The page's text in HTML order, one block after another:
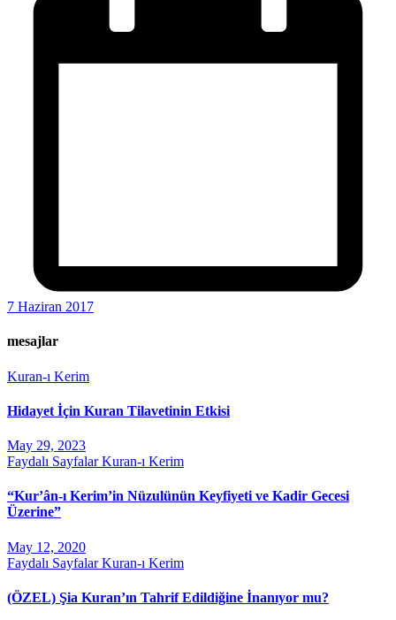
7 Haziran 2017
mesajlar
Kuran-ı Kerim
Hidayet İçin Kuran Tilavetinin Etkisi
May 29, 2023
Faydalı SayfalarKuran-ı Kerim
“Kur’ân-ı Kerim’in Nüzulünün Keyfiyeti ve Kadir Gecesi
Üzerine”
May 12, 2020
Faydalı SayfalarKuran-ı Kerim
(ÖZEL) Şia Kuran’ın Tahrif Edildiğine İnanıyor mu?